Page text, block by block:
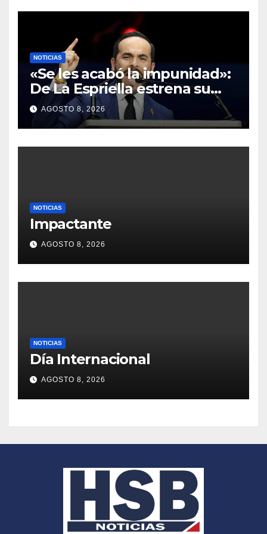
NOTICIAS
«Se les acabó la impunidad»:
De La Espriella estrena su
política de ‘mano de hierro’
con la caída del segundo al
mando de los Comandos de
Frontera
AGOSTO 8, 2026
NOTICIAS
Impactante
AGOSTO 8, 2026
NOTICIAS
Día Internacional
AGOSTO 8, 2026